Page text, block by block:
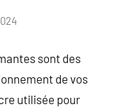
sont des
de vos
utilisée pour